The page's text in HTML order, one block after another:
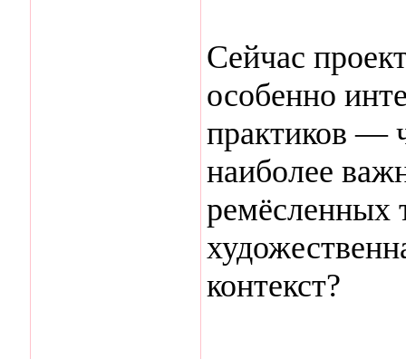
Сейчас
особенно
практиков —
наиболее
ремёсленных
контекст?